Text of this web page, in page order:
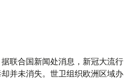
据联合国新闻处消息，新冠大流行
并未消失。世卫组织欧洲区域办